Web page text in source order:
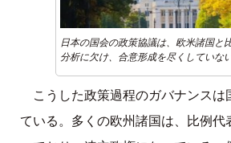
日本の国会の政策協議は、欧米諸国と
分析に欠け、合意形成を尽くしていない
こうした政策過程のガバナンスは
ている。多くの欧州諸国は、比例代